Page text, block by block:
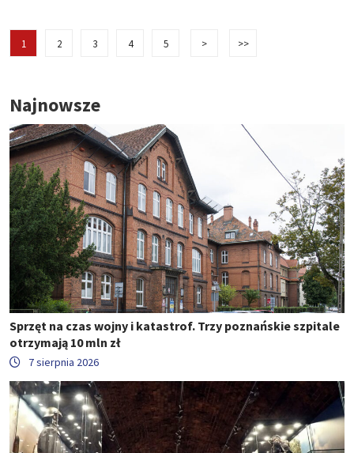
1 2 3 4 5 > >>
Najnowsze
Sprzęt na czas wojny i katastrof. Trzy poznańskie szpitale
otrzymają 10 mln zł
7 sierpnia 2026